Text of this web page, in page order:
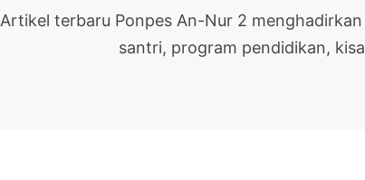
Artikel terbaru Ponpes An-Nur 2
santri, program pendidikan,